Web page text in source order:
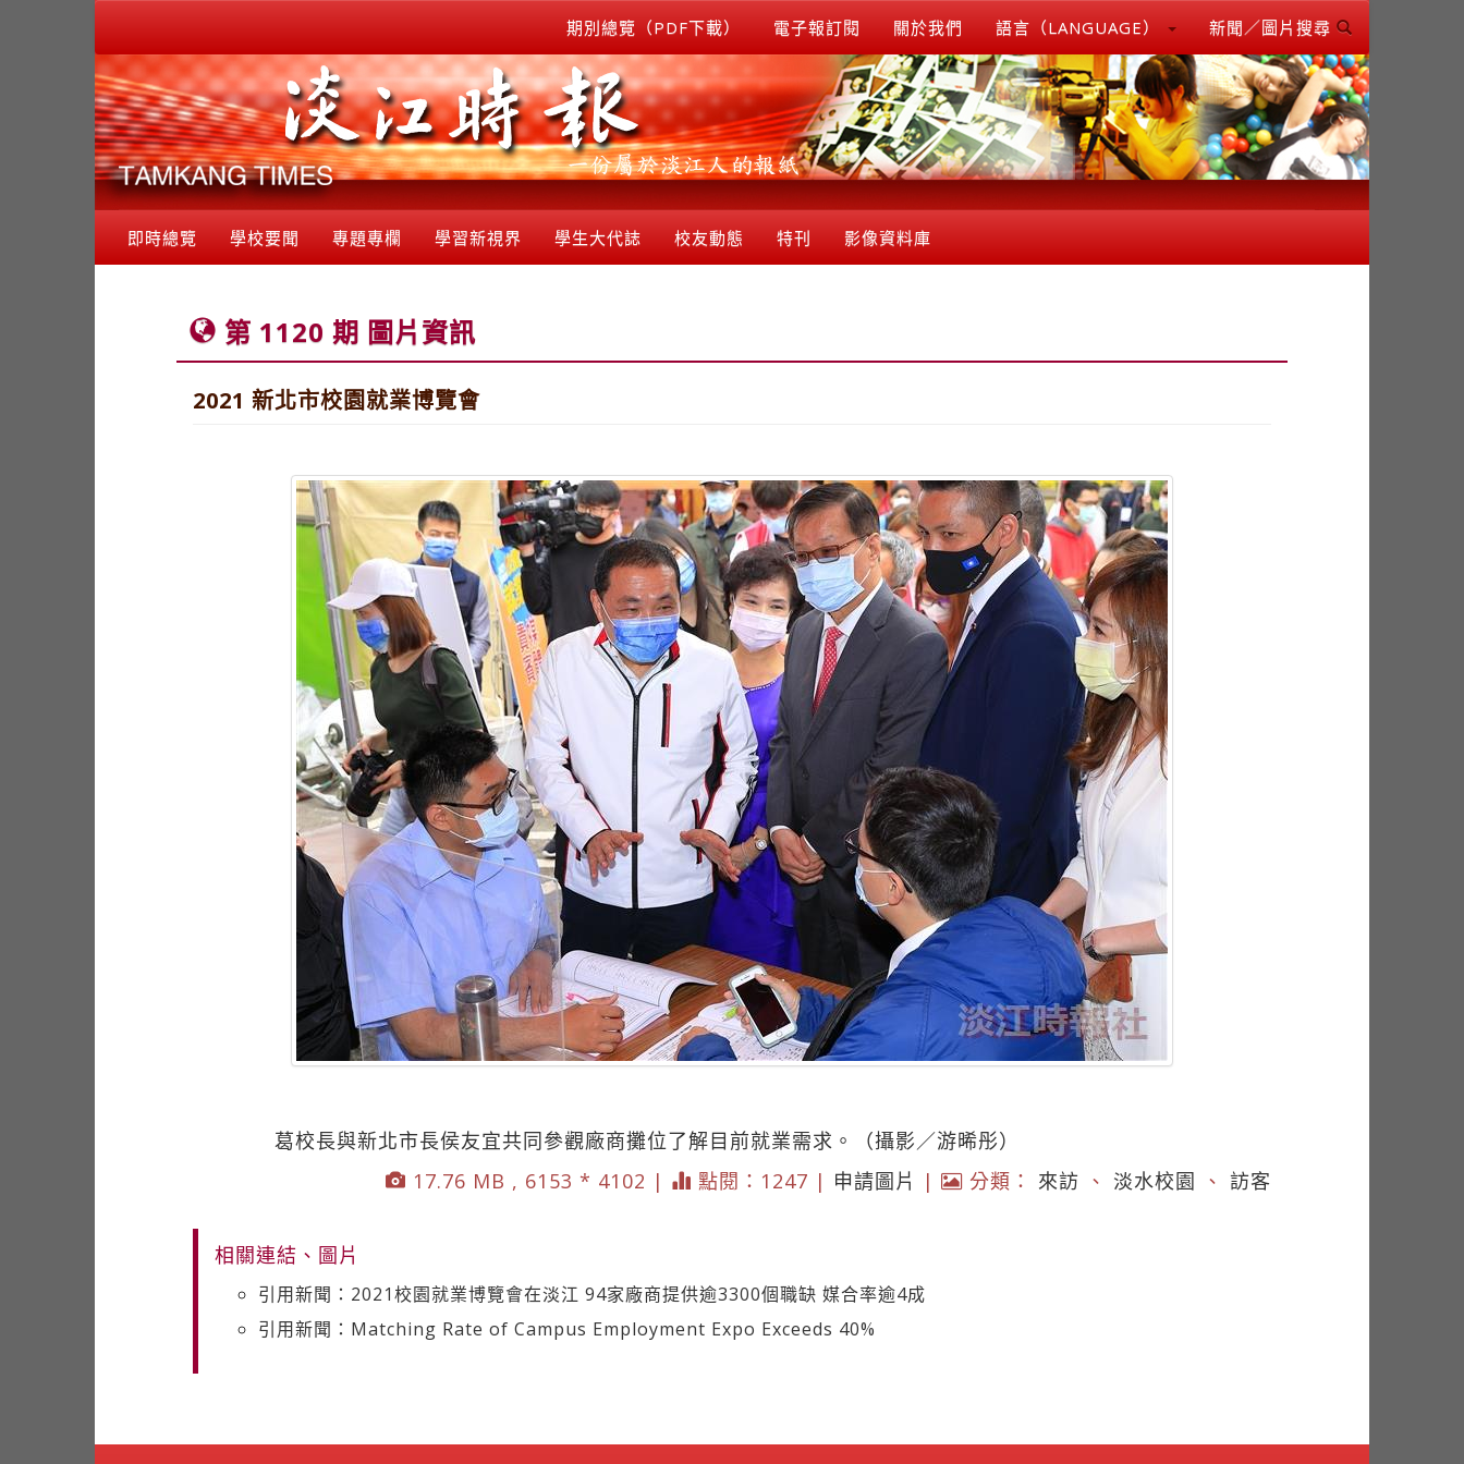
期別總覽（PDF下載） 電子報訂閱 關於我們 語言（LANGUAGE） 新聞／圖片搜尋
即時總覽 學校要聞 專題專欄 學習新視界 學生大代誌 校友動態 特刊 影像資料庫
第 1120 期 圖片資訊
2021 新北市校園就業博覽會
葛校長與新北市長侯友宜共同參觀廠商攤位了解目前就業需求。（攝影／游晞彤）
17.76 MB , 6153 * 4102 |
點閱：1247 | 申請圖片 | 分類： 來訪 、 淡水校園 、 訪客
相關連結、圖片
引用新聞：2021校園就業博覽會在淡江 94家廠商提供逾3300個職缺 媒合率逾4成
引用新聞：Matching Rate of Campus Employment Expo Exceeds 40%